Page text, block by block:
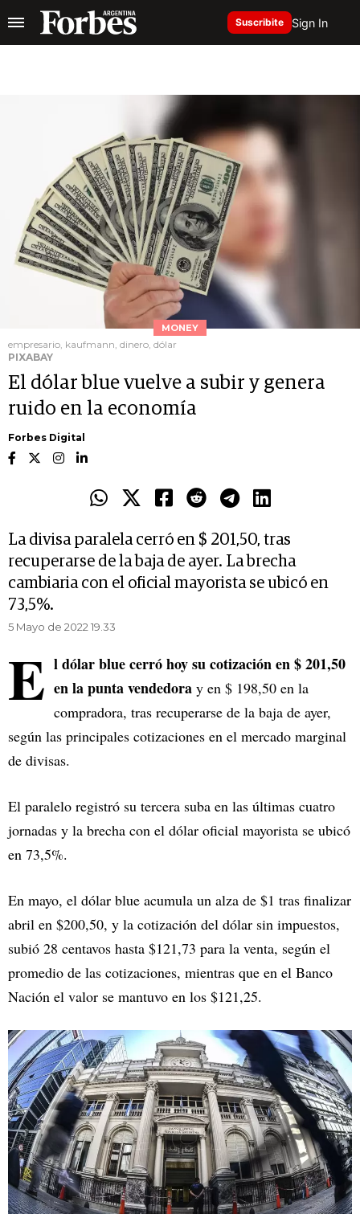
Suscribite Sign In
MONEY
empresario, kaufmann, dinero, dólar
PIXABAY
El dólar blue vuelve a subir y genera
ruido en la economía
Forbes Digital
La divisa paralela cerró en $ 201,50, tras
recuperarse de la baja de ayer. La brecha
cambiaria con el oficial mayorista se ubicó en
73,5%.
5 Mayo de 2022 19.33
E l dólar blue cerró hoy su cotización en $ 201,50
en la punta vendedora y en $ 198,50 en la
compradora, tras recuperarse de la baja de ayer,
según las principales cotizaciones en el mercado marginal
de divisas.
El paralelo registró su tercera suba en las últimas cuatro
jornadas y la brecha con el dólar oficial mayorista se ubicó
en 73,5%.
En mayo, el dólar blue acumula un alza de $1 tras finalizar
abril en $200,50, y la cotización del dólar sin impuestos,
subió 28 centavos hasta $121,73 para la venta, según el
promedio de las cotizaciones, mientras que en el Banco
Nación el valor se mantuvo en los $121,25.